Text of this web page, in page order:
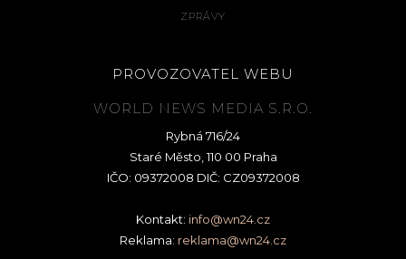
ZPRÁVY
PROVOZOVATEL WEBU
WORLD NEWS MEDIA S.R.O.
Rybná 716/24
Staré Město, 110 00 Praha
IČO: 09372008 DIČ: CZ09372008
Kontakt: info@wn24.cz
Reklama: reklama@wn24.cz